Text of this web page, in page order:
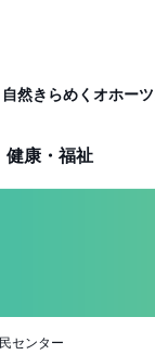
然きらめくオホー
健康・福祉
センター